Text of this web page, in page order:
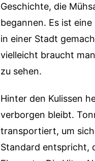
Geschichte, die
begannen. Es ist
in einer Stadt
vielleicht braucht
zu sehen.
Hinter den Kulissen
verborgen bleibt.
transportiert, um
Standard entspricht,